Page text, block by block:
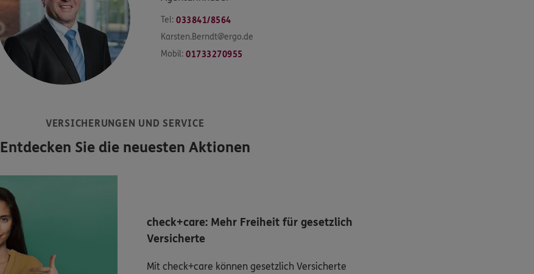
Tel: 033841/8564
Karsten.Berndt@ergo.de
Mobil: 01733270955
VERSICHERUNGEN UND SERVICE
Entdecken Sie die neuesten Aktionen
check+care: Mehr Freiheit für gesetzlich
Versicherte
Mit check+care können gesetzlich Versicherte